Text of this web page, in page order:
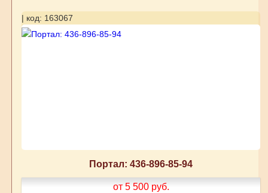
| код: 163067
Портал: 436-896-85-94
от 5 500 руб.